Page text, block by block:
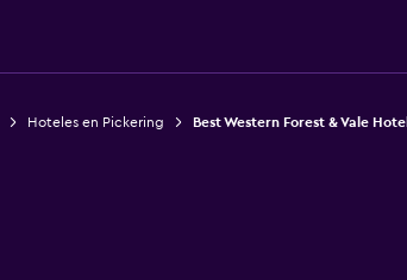
Hoteles en Pickering Best Western Forest & Vale Hotel